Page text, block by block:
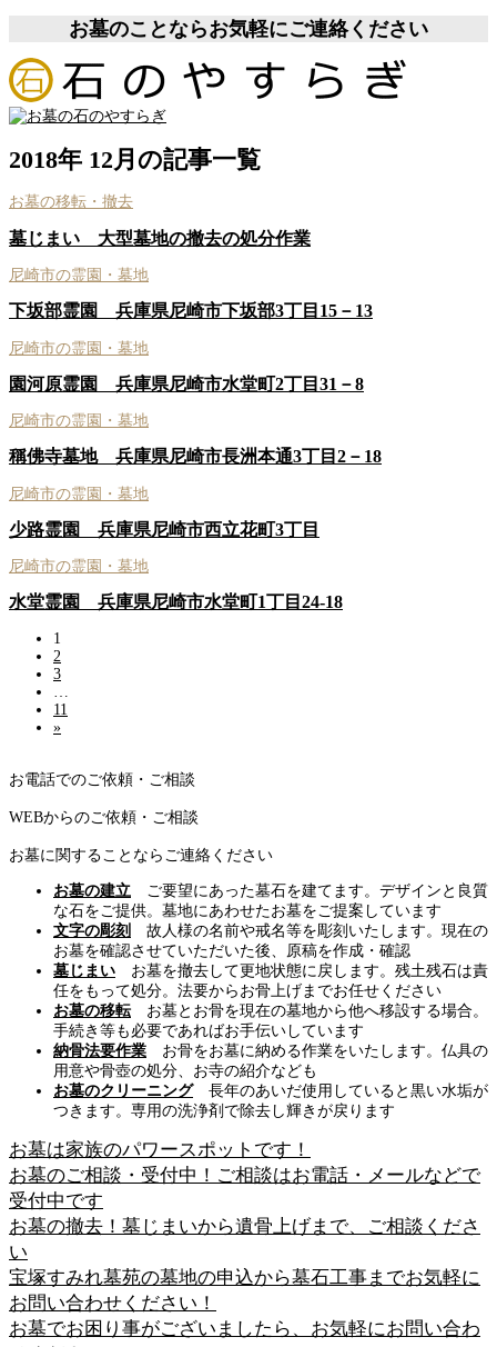
お墓のことならお気軽にご連絡ください
2018年 12月の記事一覧
お墓の移転・撤去
墓じまい 大型墓地の撤去の処分作業
尼崎市の霊園・墓地
下坂部霊園 兵庫県尼崎市下坂部3丁目15－13
尼崎市の霊園・墓地
園河原霊園 兵庫県尼崎市水堂町2丁目31－8
尼崎市の霊園・墓地
稱佛寺墓地 兵庫県尼崎市長洲本通3丁目2－18
尼崎市の霊園・墓地
少路霊園 兵庫県尼崎市西立花町3丁目
尼崎市の霊園・墓地
水堂霊園 兵庫県尼崎市水堂町1丁目24‐18
1
2
3
…
11
»
お電話でのご依頼・ご相談
WEBからのご依頼・ご相談
お墓に関することならご連絡ください
お墓の建立 ご要望にあった墓石を建てます。デザインと良質
な石をご提供。墓地にあわせたお墓をご提案しています
文字の彫刻
故人様の名前や戒名等を彫刻いたします。現在の
お墓を確認させていただいた後、原稿を作成・確認
墓じまい お墓を撤去して更地状態に戻します。残土残石は責
任をもって処分。法要からお骨上げまでお任せください
お墓の移転お墓とお骨を現在の墓地から他へ移設する場合。
手続き等も必要であればお手伝いしています
納骨法要作業 お骨をお墓に納める作業をいたします。仏具の
用意や骨壺の処分、お寺の紹介なども
お墓のクリーニング長年のあいだ使用していると黒い水垢が
つきます。専用の洗浄剤で除去し輝きが戻ります
お墓は家族のパワースポットです！
お墓のご相談・受付中！ご相談はお電話・メールなどで
受付中です
お墓の撤去！墓じまいから遺骨上げまで、ご相談くださ
い
宝塚すみれ墓苑の墓地の申込から墓石工事までお気軽に
お問い合わせください！
お墓でお困り事がございましたら、お気軽にお問い合わ